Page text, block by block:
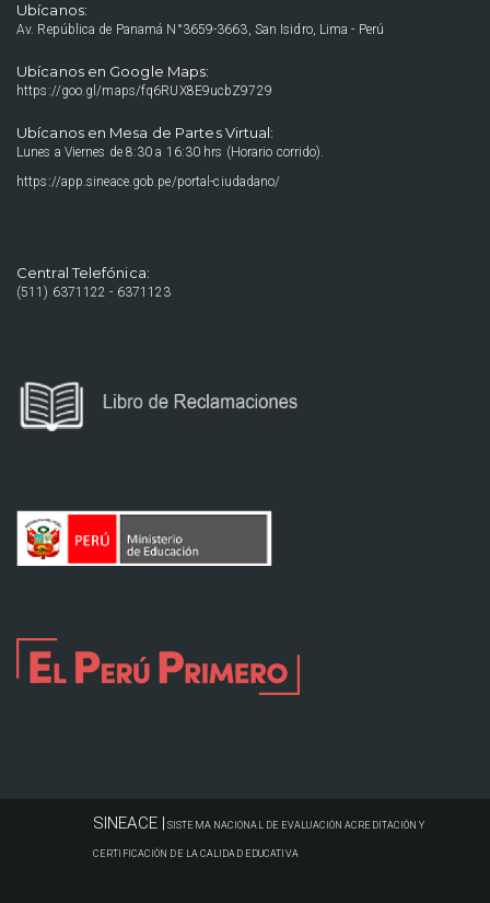
Ubícanos:
Av. República de Panamá N°3659-3663, San Isidro, Lima - Perú
Ubícanos en Google Maps:
https://goo.gl/maps/fq6RUX8E9ucbZ9729
Ubícanos en Mesa de Partes Virtual:
Lunes a Viernes de 8:30 a 16:30 hrs (Horario corrido).
https://app.sineace.gob.pe/portal-ciudadano/
Central Telefónica:
(511) 6371122 - 6371123
SINEACE | SISTEMA NACIONAL DE EVALUACIÓN ACREDITACIÓN Y
CERTIFICACIÓN DE LA CALIDAD EDUCATIVA